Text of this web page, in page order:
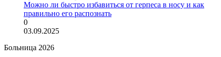
Можно ли быстро избавиться от герпеса в носу и как
правильно его распознать
0
03.09.2025
Больница 2026